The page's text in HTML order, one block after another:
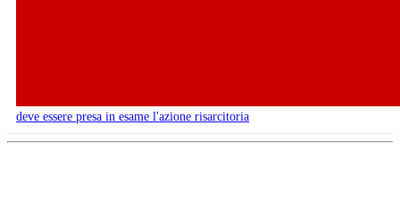
deve essere presa in esame l'azione risarcitoria